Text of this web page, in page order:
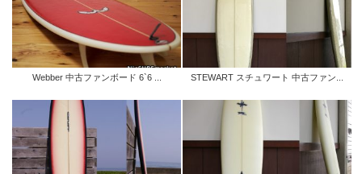
Webber 中古ファンボード 6`6 ... STEWART スチュワート 中古ファン...